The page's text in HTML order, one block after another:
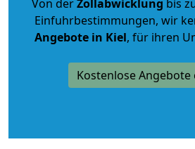
Von derZollabwicklung bis
Einfuhrbestimmungen, wir
Angebote in Kiel, für ihren
Kostenlose Angebote